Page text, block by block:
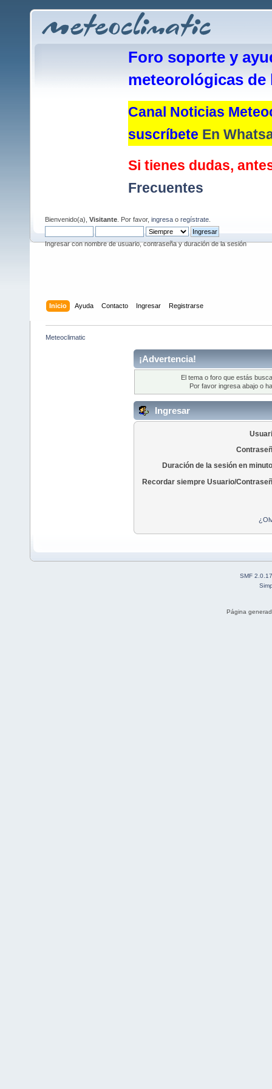
Foro soporte y
meteorológicas de
Canal Noticias
suscríbete En
Si tienes dudas,
Frecuentes
Bienvenido(a), Visitante . Por favor, ingresa o regístrate
Ingresar con nombre de usuario, contraseña y duración de la sesión
Inicio Ayuda Contacto Ingresar Registrarse
Meteoclimatic
¡Advertencia!
El tema o foro que estás
Por favor ingresa abajo o
Ingresar
Duración de la sesión en
Recordar siempre Usuario/
SMF 2.0.17
Página